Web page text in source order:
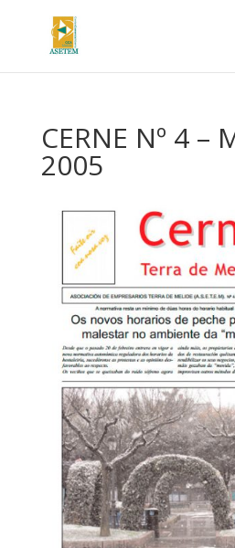
CERNE Nº 4 –
2005